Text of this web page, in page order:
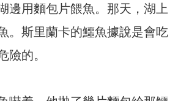
邊用麵包片餵魚。那天，湖上
。斯里蘭卡的鱷魚據說是會吃
險的。